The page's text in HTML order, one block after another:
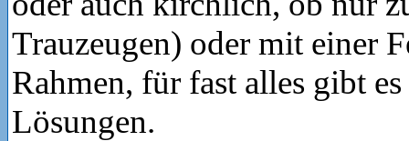
Trauzeugen) oder mit einer
Rahmen, für fast alles gibt es
Lösungen.